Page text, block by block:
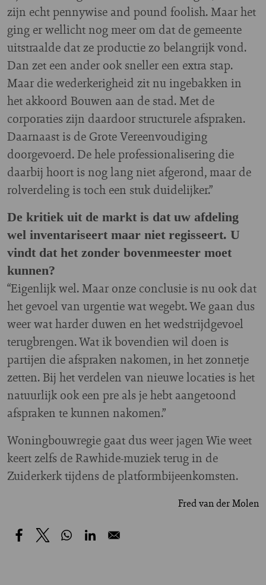
zijn echt pennywise and pound foolish. Maar het
ging er wellicht nog meer om dat de gemeente
uitstraalde dat ze productie zo belangrijk vond.
Dan zet een ander ook sneller een extra stap.
Maar die wederkerigheid zit nu ingebakken in
het akkoord Bouwen aan de stad. Met de
corporaties zijn daardoor structurele afspraken.
Daarnaast is de Grote Vereenvoudiging
doorgevoerd. De hele professionalisering die
daarbij hoort is nog lang niet afgerond, maar de
rolverdeling is toch een stuk duidelijker.”
De kritiek uit de markt is dat uw afdeling
wel inventariseert maar niet regisseert. U
vindt dat het zonder bovenmeester moet
kunnen?
“Eigenlijk wel. Maar onze conclusie is nu ook dat
het gevoel van urgentie wat wegebt. We gaan dus
weer wat harder duwen en het wedstrijdgevoel
terugbrengen. Wat ik bovendien wil doen is
partijen die afspraken nakomen, in het zonnetje
zetten. Bij het verdelen van nieuwe locaties is het
natuurlijk ook een pre als je hebt aangetoond
afspraken te kunnen nakomen.”
Woningbouwregie gaat dus weer jagen Wie weet
keert zelfs de Rawhide-muziek terug in de
Zuiderkerk tijdens de platformbijeenkomsten.
Fred van der Molen